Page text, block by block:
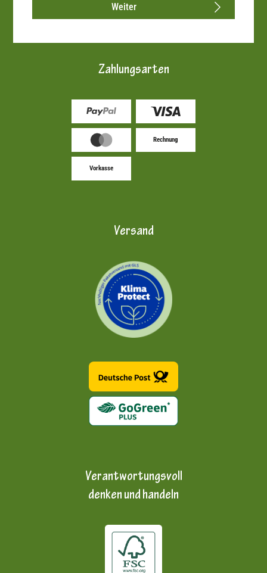
Weiter
Zahlungsarten
Rechnung
Vorkasse
Versand
Verantwortungsvoll
denken und handeln